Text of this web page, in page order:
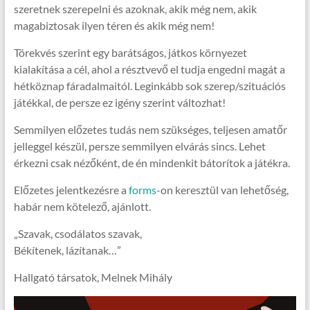
szeretnek szerepelni és azoknak, akik még nem, akik
magabiztosak ilyen téren és akik még nem!
Törekvés szerint egy barátságos, játkos környezet
kialakítása a cél, ahol a résztvevő el tudja engedni magát a
hétköznap fáradalmaitól. Leginkább sok szerep/szituációs
játékkal, de persze ez igény szerint változhat!
Semmilyen előzetes tudás nem szükséges, teljesen amatőr
jelleggel készül, persze semmilyen elvárás sincs. Lehet
érkezni csak nézőként, de én mindenkit bátorítok a játékra.
Előzetes jelentkezésre a forms-on keresztül van lehetőség,
habár nem kötelező, ajánlott.
„Szavak, csodálatos szavak,
Békítenek, lázítanak…”
Hallgató társatok, Melnek Mihály